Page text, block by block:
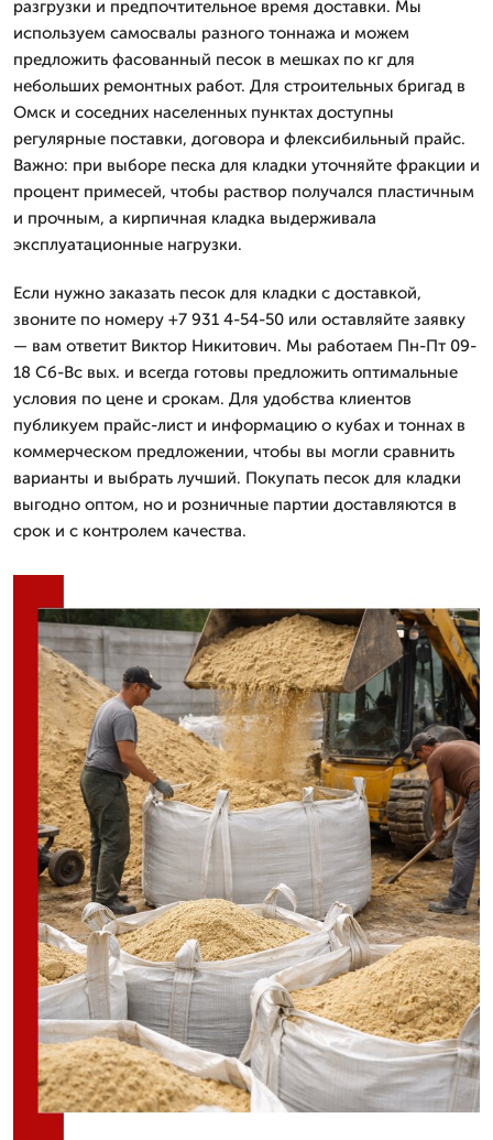
разгрузки и предпочтительное время доставки. Мы
используем самосвалы разного тоннажа и можем
предложить фасованный песок в мешках по кг для
небольших ремонтных работ. Для строительных бригад в
Омск и соседних населенных пунктах доступны
регулярные поставки, договора и флексибильный прайс.
Важно: при выборе песка для кладки уточняйте фракции и
процент примесей, чтобы раствор получался пластичным
и прочным, а кирпичная кладка выдерживала
эксплуатационные нагрузки.
Если нужно заказать песок для кладки с доставкой,
звоните по номеру +7 931 4-54-50 или оставляйте заявку
— вам ответит Виктор Никитович. Мы работаем Пн-Пт 09-
18 Сб-Вс вых. и всегда готовы предложить оптимальные
условия по цене и срокам. Для удобства клиентов
публикуем прайс-лист и информацию о кубах и тоннах в
коммерческом предложении, чтобы вы могли сравнить
варианты и выбрать лучший. Покупать песок для кладки
выгодно оптом, но и розничные партии доставляются в
срок и с контролем качества.